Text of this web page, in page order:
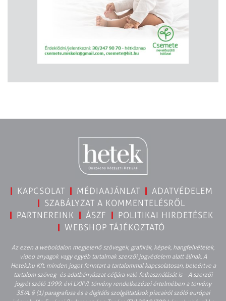
KAPCSOLAT MÉDIAAJÁNLAT
ADATVÉDELEM
SZABÁLYZAT A KOMMENTELÉSRŐL
PARTNEREINK
ÁSZF
POLITIKAI HIRDETÉSEK
WEBSHOP TÁJÉKOZTATÓ
Az ezen a weboldalon megjelenő szövegek, grafikák, képek, hangfelvételek,
video anyagok vagy egyéb tartalmak szerzői jogvédelem alatt állnak. A
Hetek.hu Kft. minden jogot fenntart a tartalommal kapcsolatosan, beleértve a
tartalom szöveg- és adatbányászat céljára való felhasználását is – A szerzői
jogról szóló 1999. évi LXXVI. törvény rendelkezései értelmében a törvény
35/A. § (1) paragrafusa és a digitális szolgáltatások piacairól szóló európai